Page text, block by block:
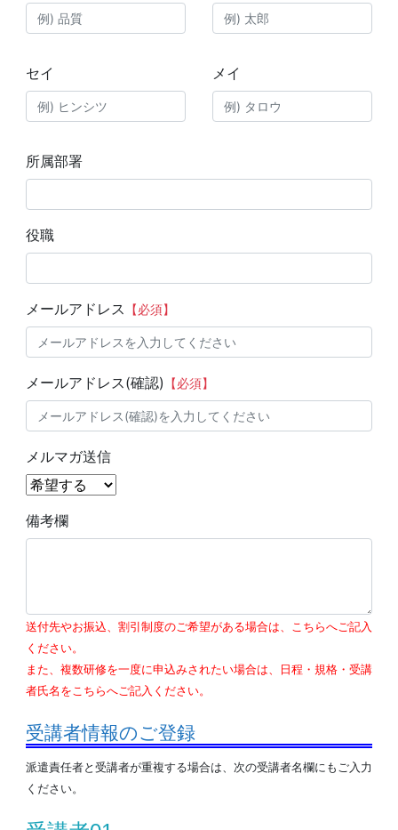
セイ メイ
所属部署
役職
メールアドレス 【必須】
メールアドレス(確認) 【必須】
メルマガ送信
備考欄
送付先やお振込、割引制度のご希望がある場合は、こちらへご記入
ください。
また、複数研修を一度に申込みされたい場合は、日程・規格・受講
者氏名をこちらへご記入ください。
受講者情報のご登録
派遣責任者と受講者が重複する場合は、次の受講者名欄にもご入力
ください。